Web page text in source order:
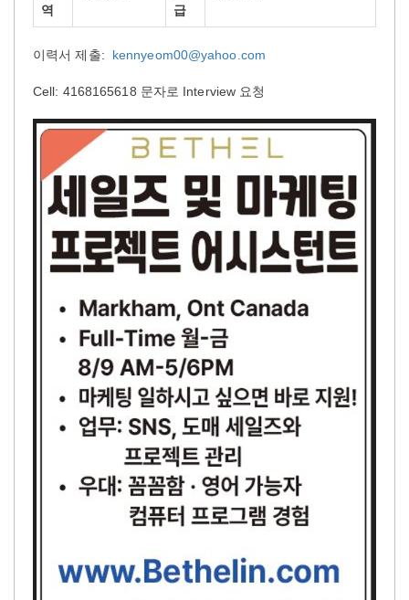
역
급
이력서 제출: kennyeom00@yahoo.com
Cell: 4168165618 문자로 Interview 요청